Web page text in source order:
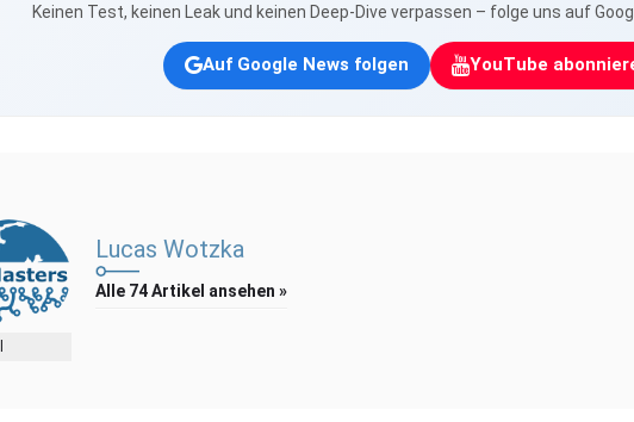
Keinen Test, keinen Leak und keinen Deep-Dive verpassen – folge uns auf
Auf Google News folgen YouTube
Lucas Wotzka
Alle 74 Artikel ansehen »